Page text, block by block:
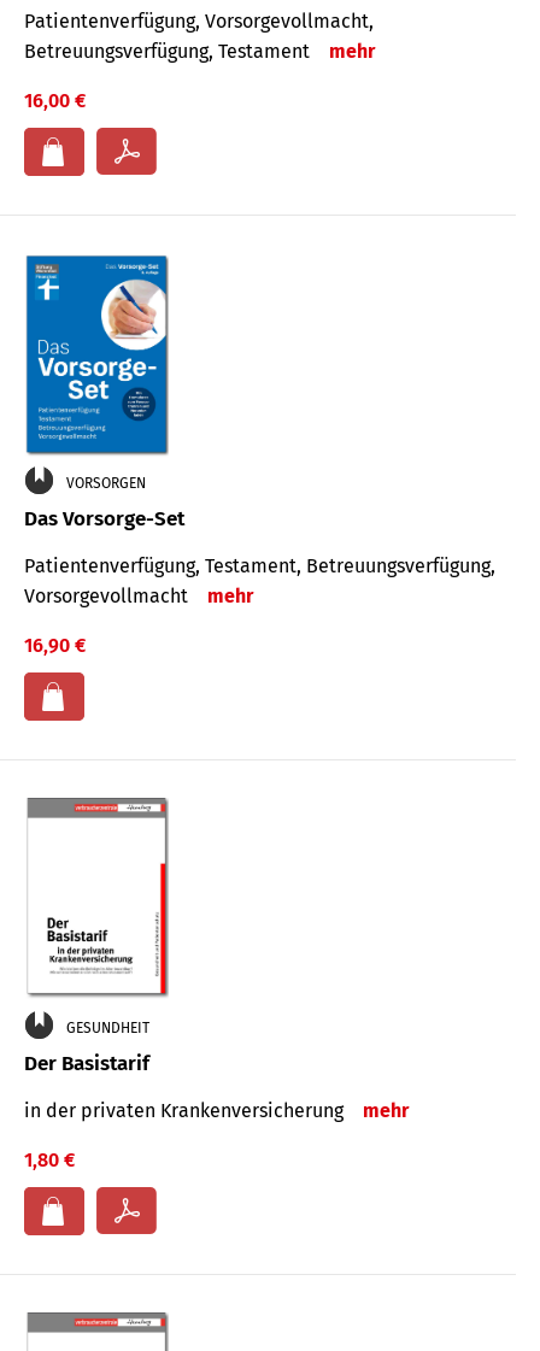
Patientenverfügung, Vorsorgevollmacht,
Betreuungsverfügung, Testament
mehr
16,00 €
VORSORGEN
Das Vorsorge-Set
Patienten­ver­fügung, Testa­ment, Be­treuungs­verfü­gung,
Vor­sorge­voll­macht
mehr
16,90 €
GESUNDHEIT
Der Basistarif
in der privaten Kran­ken­ver­siche­rung mehr
1,80 €